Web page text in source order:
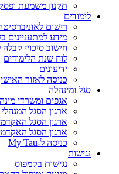
תקנון משמעת
לימודים
רישום
מידע למתעניינים
חישוב סיכויי
לוח שנת הלימודים
ידיעונים
כניסה לאזור האישי
סגל ומינהלה
אגפים ומשרדי
ארגון הסגל המנהלי
ארגון הסגל
ארגון הסגל
כניסה ל-My Tau
נגישות
נגישות בקמפוס